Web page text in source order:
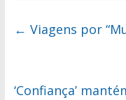
← Viagens por
‘Confiança’